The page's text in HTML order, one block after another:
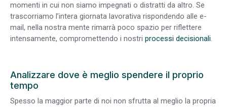
momenti in cui non siamo impegnati o distratti da altro. Se
trascorriamo l’intera giornata lavorativa rispondendo alle e-
mail, nella nostra mente rimarrà poco spazio per riflettere
intensamente, compromettendo i nostri processi decisionali.
Analizzare dove è meglio spendere il proprio
tempo
Spesso la maggior parte di noi non sfrutta al meglio la propria